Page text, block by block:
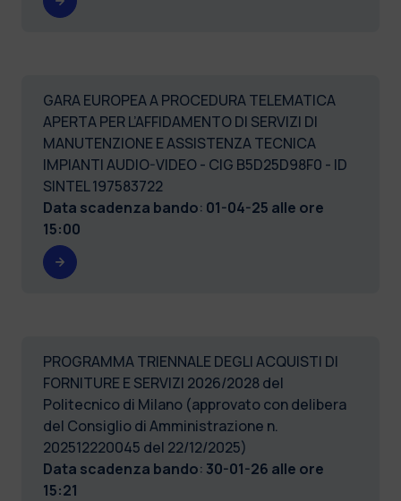
GARA EUROPEA A PROCEDURA TELEMATICA
APERTA PER L’AFFIDAMENTO DI SERVIZI DI
MANUTENZIONE E ASSISTENZA TECNICA
IMPIANTI AUDIO-VIDEO - CIG B5D25D98F0 - ID
SINTEL 197583722
Data scadenza bando: 01-04-25 alle ore
15:00
PROGRAMMA TRIENNALE DEGLI ACQUISTI DI
FORNITURE E SERVIZI 2026/2028 del
Politecnico di Milano (approvato con delibera
del Consiglio di Amministrazione n.
202512220045 del 22/12/2025)
Data scadenza bando: 30-01-26 alle ore
15:21